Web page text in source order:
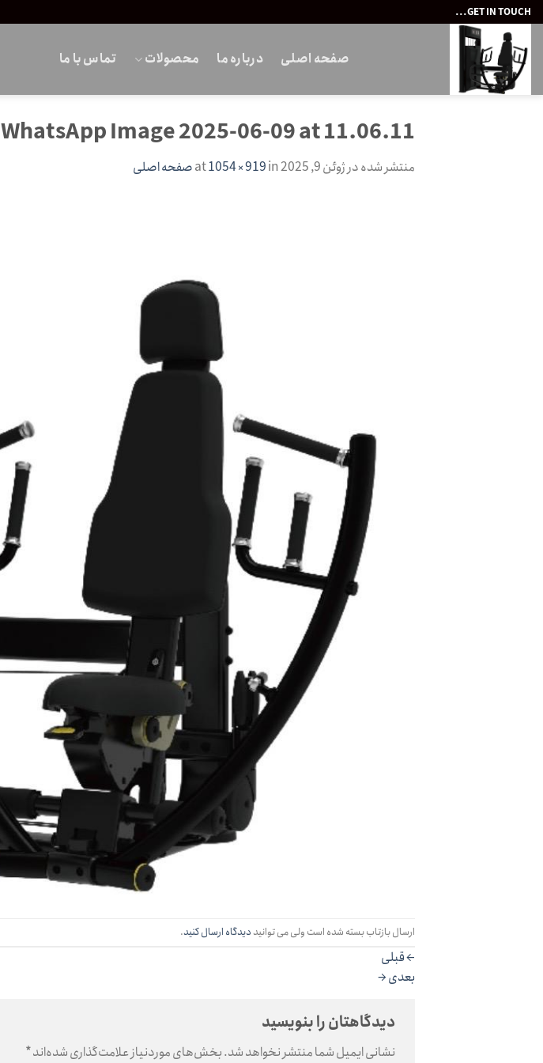
Skip
to
content
GET IN TOUCH...
صفحه اصلی درباره ما محصولات تماس با ما
WhatsApp Image 2025-06-09 at 11.06.11
منتشر شده در ژوئن 9, 2025 1054 × 919in صفحه اصلی
ارسال بازتاب بسته شده است ولی می توانید دیدگاه ارسال کنید.
←قبلی
بعدی→
دیدگاهتان را بنویسید
نشانی ایمیل شما منتشر نخواهد شد.بخش‌های موردنیاز علامت‌گذاری شده‌اند*